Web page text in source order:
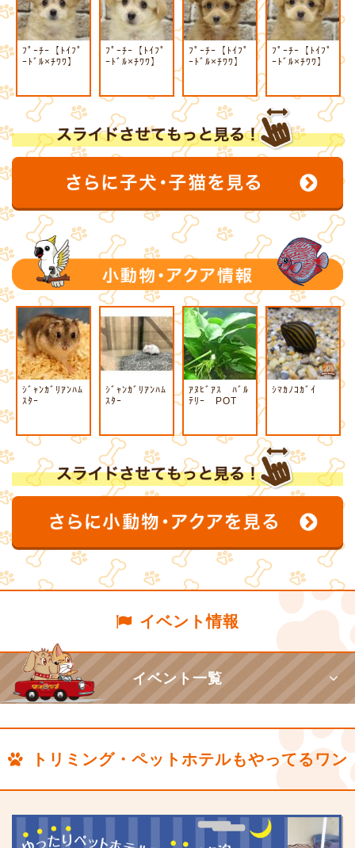
ﾌﾟｰﾁｰ【ﾄｲﾌﾟ
ｰﾄﾞﾙ×ﾁﾜﾜ】
ﾌﾟｰﾁｰ【ﾄｲﾌﾟ
ｰﾄﾞﾙ×ﾁﾜﾜ】
ﾌﾟｰﾁｰ【ﾄｲﾌﾟ
ｰﾄﾞﾙ×ﾁﾜﾜ】
ﾌﾟｰﾁｰ【ﾄｲﾌﾟ
ｰﾄﾞﾙ×ﾁﾜﾜ】
ｼﾞｬﾝｶﾞﾘｱﾝﾊﾑ
ｽﾀｰ
ｼﾞｬﾝｶﾞﾘｱﾝﾊﾑ
ｽﾀｰ
ｱﾇﾋﾞｱｽ ﾊﾞﾙ
ﾃﾘｰ POT
ｼﾏｶﾉｺｶﾞｲ
イベント情報
イベント一覧
トリミング・ペットホテルもやってるワン